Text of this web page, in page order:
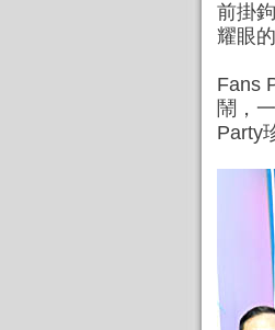
前掛
耀眼
Fans
鬧，
Party